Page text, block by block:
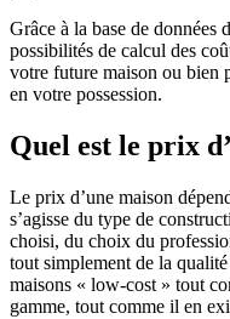
Grâce à la base de données
possibilités de calcul des
votre future maison ou bien
en votre possession.
Quel est le prix
Le prix d’une maison
s’agisse du type de
choisi, du choix du
tout simplement de la
maisons « low-cost » tout
gamme, tout comme il en